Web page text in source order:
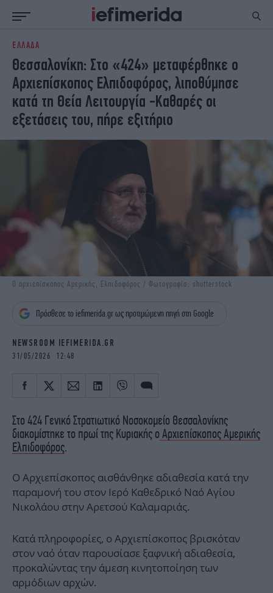
ΕΙΔΗΣΕΙΣ
NON PAPER
ΕΛΛΑΔΑ
ΟΙΚΟΝΟΜΙΑ
ΚΟΣΜΟΣ
ΠΟΛΙΤΙΣΜΟΣ
ΠΑΝΕΛΛΗΝΙΕΣ
ΖΩΗ
ΣΠΟΡ
ΓΥΝΑΙΚΑ
ENGLISH EDITION
ΟΛΥΜΠΙΑΚΟΙ ΑΓΩΝΕΣ
EURO
PODCAST
iBOOKS
ΖΩΔΙΑ
MEDIA
ELAMEFORA
NEWSLETTER
ΕΛΛΑΔΑ
Θεσσαλονίκη: Στο «424» μεταφέρθηκε ο
Αρχιεπίσκοπος Ελπιδοφόρος, λιποθύμησε
κατά τη Θεία Λειτουργία -Καθαρές οι
εξετάσεις του, πήρε εξιτήριο
O αρχιεπίσκοπος Αμερικής, Ελπιδοφόρος / Φωτογραφία: shutterstock
Πρόσθεσε το iefimerida.gr ως προτιμώμενη πηγή στη Google
NEWSROOM IEFIMERIDA.GR
31/05/2026 12:48
Στο 424 Γενικό Στρατιωτικό Νοσοκομείο Θεσσαλονίκης
διακομίστηκε το πρωί της Κυριακής ο Αρχιεπίσκοπος Αμερικής
Ελπιδοφόρος.
Ο Αρχιεπίσκοπος αισθάνθηκε αδιαθεσία κατά την
παραμονή του στον Ιερό Καθεδρικό Ναό Αγίου
Νικολάου στην Αρετσού Καλαμαριάς.
Κατά πληροφορίες, ο Αρχιεπίσκοπος βρισκόταν
στον ναό όταν παρουσίασε ξαφνική αδιαθεσία,
προκαλώντας την άμεση κινητοποίηση των
αρμόδιων αρχών.